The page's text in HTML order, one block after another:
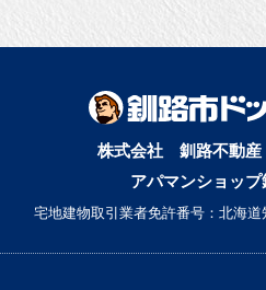
株式会社 釧路不動産
アパマンショップ
宅地建物取引業者免許番号：北海